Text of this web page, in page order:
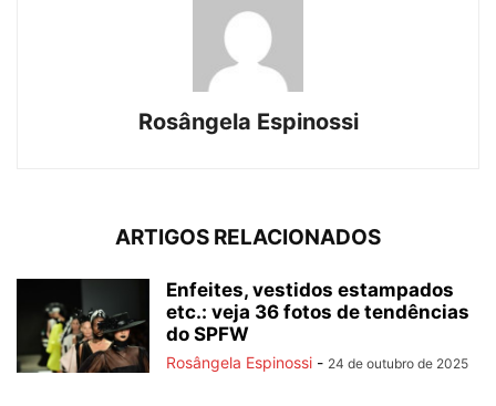
Rosângela Espinossi
ARTIGOS RELACIONADOS
Enfeites, vestidos estampados
etc.: veja 36 fotos de tendências
do SPFW
Rosângela Espinossi - 24 de outubro de 2025